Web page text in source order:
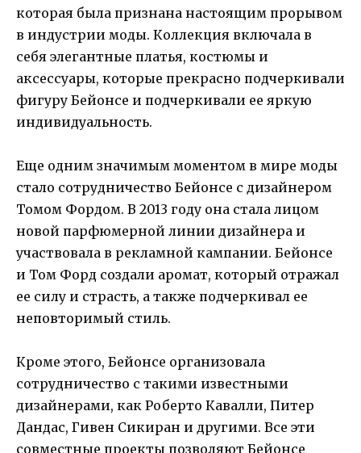
которая была признана настоящим прорывом
в индустрии моды. Коллекция включала в
себя элегантные платья, костюмы и
аксессуары, которые прекрасно подчеркивали
фигуру Бейонсе и подчеркивали ее яркую
индивидуальность.
Еще одним значимым моментом в мире моды
стало сотрудничество Бейонсе с дизайнером
Томом Фордом. В 2013 году она стала лицом
новой парфюмерной линии дизайнера и
участвовала в рекламной кампании. Бейонсе
и Том Форд создали аромат, который отражал
ее силу и страсть, а также подчеркивал ее
неповторимый стиль.
Кроме этого, Бейонсе организовала
сотрудничество с такими известными
дизайнерами, как Роберто Кавалли, Питер
Дандас, Гивен Сикиран и другими. Все эти
совместные проекты позволяют Бейонсе